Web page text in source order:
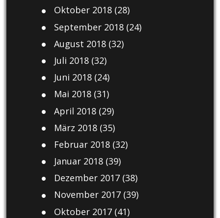
Oktober 2018(28)
September 2018(24)
August 2018(32)
Juli 2018(32)
Juni 2018(24)
Mai 2018(31)
April 2018(29)
März 2018(35)
Februar 2018(32)
Januar 2018(39)
Dezember 2017(38)
November 2017(39)
Oktober 2017(41)